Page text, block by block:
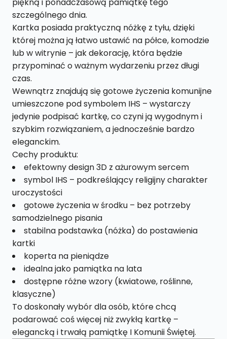
szczególnego dnia.
Kartka posiada praktyczną nóżkę z tyłu, dzięki
której można ją łatwo ustawić na półce, komodzie
lub w witrynie – jak dekorację, która będzie
przypominać o ważnym wydarzeniu przez długi
czas.
Wewnątrz znajdują się gotowe życzenia komunijne
umieszczone pod symbolem IHS – wystarczy
jedynie podpisać kartkę, co czyni ją wygodnym i
szybkim rozwiązaniem, a jednocześnie bardzo
eleganckim.
Cechy produktu:
efektowny design 3D z ażurowym sercem
symbol IHS – podkreślający religijny charakter
uroczystości
gotowe życzenia w środku – bez potrzeby
samodzielnego pisania
stabilna podstawka (nóżka) do postawienia
kartki
koperta na pieniądze
idealna jako pamiątka na lata
dostępne różne wzory (kwiatowe, roślinne,
klasyczne)
To doskonały wybór dla osób, które chcą
podarować coś więcej niż zwykłą kartkę –
elegancką i trwałą pamiątkę I Komunii Świętej.